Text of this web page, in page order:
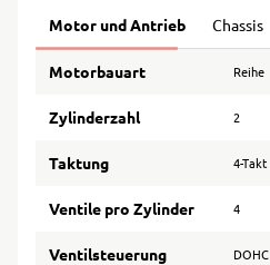
Motor und Antrieb Chassis
Motorbauart Reihe
Zylinderzahl 2
Taktung 4-Takt
Ventile pro Zylinder 4
Ventilsteuerung DOHC